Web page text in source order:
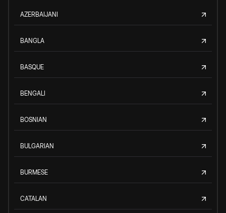
AZERBAIJANI
BANGLA
BASQUE
BENGALI
BOSNIAN
BULGARIAN
BURMESE
CATALAN